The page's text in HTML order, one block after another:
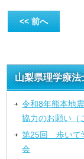
<< 前へ
山梨県理学療
令和8年熊本地
協力のお願い（
第25回 歩いて
会